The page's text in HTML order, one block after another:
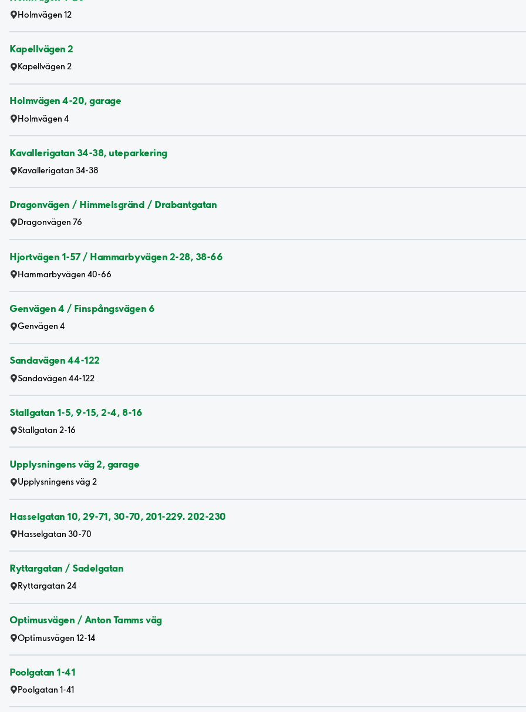
Holmvägen 12
Kapellvägen 2
Kapellvägen 2
Holmvägen 4-20, garage
Holmvägen 4
Kavallerigatan 34-38, uteparkering
Kavallerigatan 34-38
Dragonvägen / Himmelsgränd / Drabantgatan
Dragonvägen 76
Hjortvägen 1-57 / Hammarbyvägen 2-28, 38-66
Hammarbyvägen 40-66
Genvägen 4 / Finspångsvägen 6
Genvägen 4
Sandavägen 44-122
Sandavägen 44-122
Stallgatan 1-5, 9-15, 2-4, 8-16
Stallgatan 2-16
Upplysningens väg 2, garage
Upplysningens väg 2
Hasselgatan 10, 29-71, 30-70, 201-229. 202-230
Hasselgatan 30-70
Ryttargatan / Sadelgatan
Ryttargatan 24
Optimusvägen / Anton Tamms väg
Optimusvägen 12-14
Poolgatan 1-41
Poolgatan 1-41